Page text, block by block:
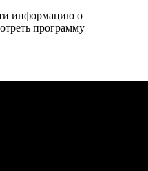
информацию о
программу